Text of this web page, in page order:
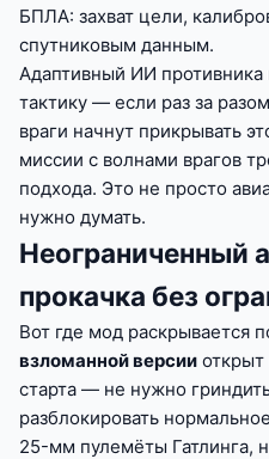
БПЛА: захват цели,
спутниковым данным.
Адаптивный ИИ противника
тактику — если раз за
враги начнут прикрывать
миссии с волнами врагов
подхода. Это не просто
нужно думать.
Неограниченный
прокачка без
Вот где мод раскрывается
взломанной версии открыт
старта — не нужно
разблокировать
25-мм пулемёты Гатлинга,